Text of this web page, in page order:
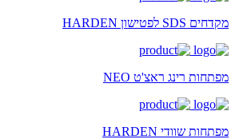
מקדחים SDS לפטישון HARDEN
מפתחות רינג ראצ'ט NEO
מפתחות שוודי HARDEN